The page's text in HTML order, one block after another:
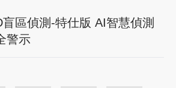
盲區偵測-特仕版 AI智慧偵測
警示